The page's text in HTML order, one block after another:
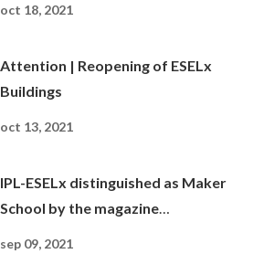
oct 18, 2021
Attention | Reopening of ESELx
Buildings
oct 13, 2021
IPL-ESELx distinguished as Maker
School by the magazine
sep 09, 2021